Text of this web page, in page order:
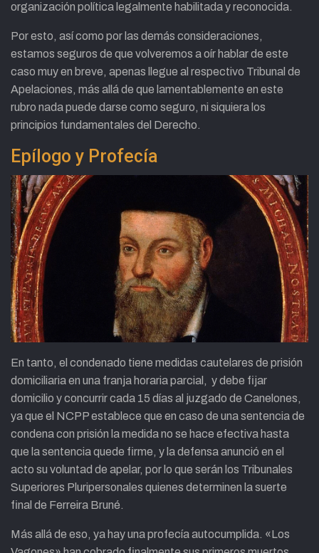
organización política legalmente habilitada y reconocida.
Por esto, así como por las demás consideraciones,
estamos seguros de que volveremos a oír hablar de este
caso muy en breve, apenas llegue al respectivo Tribunal de
Apelaciones, más allá de que lamentablemente en este
rubro nada puede darse como seguro, ni siquiera los
principios fundamentales del Derecho.
Epílogo y Profecía
En tanto, el condenado tiene medidas cautelares de prisión
domiciliaria en una franja horaria parcial, y debe fijar
domicilio y concurrir cada 15 días al juzgado de Canelones,
ya que el NCPP establece que en caso de una sentencia de
condena con prisión la medida no se hace efectiva hasta
que la sentencia quede firme, y la defensa anunció en el
acto su voluntad de apelar, por lo que serán los Tribunales
Superiores Pluripersonales quienes determinen la suerte
final de Ferreira Bruné.
Más allá de eso, ya hay una profecía autocumplida. «Los